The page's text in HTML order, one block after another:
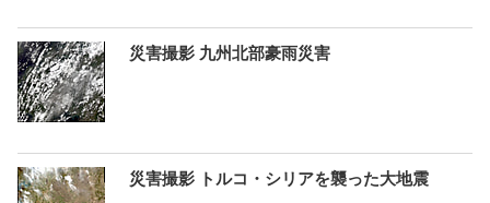
災害撮影 九州北部豪雨災害
災害撮影 トルコ・シリアを襲った大地震